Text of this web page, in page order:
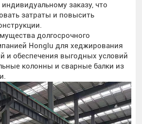
заказу, что
затраты и повысить
долгосрочного
Honglu для хеджирования
и обеспечения выгодных условий
колонны и сварные балки из